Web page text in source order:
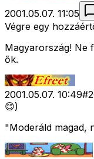
2001.05.07. 11:05
Végre egy
Magyarország! Ne
ők.
2001.05.07. 10:49#
😊)
"Moderáld magad,